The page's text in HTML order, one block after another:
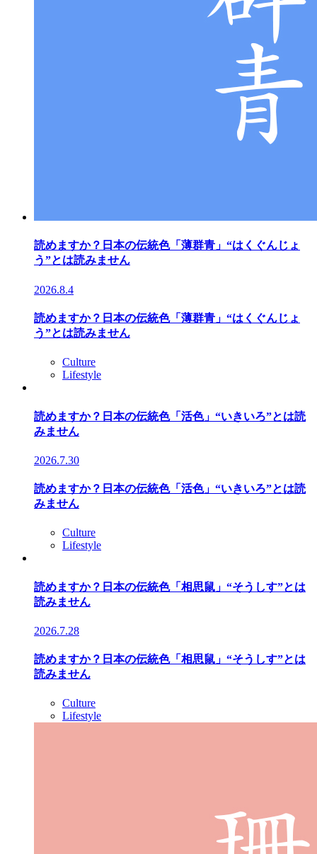
読めますか？日本の伝統色「薄群青」“はくぐんじょ
う”とは読みません
2026.8.4
読めますか？日本の伝統色「薄群青」“はくぐんじょ
う”とは読みません
Culture
Lifestyle
読めますか？日本の伝統色「活色」“いきいろ”とは読
みません
2026.7.30
読めますか？日本の伝統色「活色」“いきいろ”とは読
みません
Culture
Lifestyle
読めますか？日本の伝統色「相思鼠」“そうしす”とは
読みません
2026.7.28
読めますか？日本の伝統色「相思鼠」“そうしす”とは
読みません
Culture
Lifestyle